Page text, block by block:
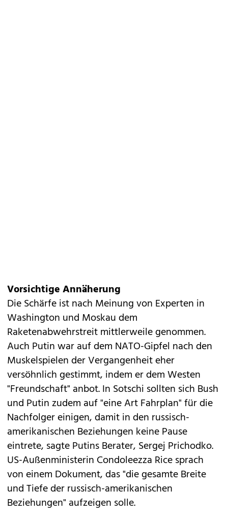
Vorsichtige Annäherung
Die Schärfe ist nach Meinung von Experten in
Washington und Moskau dem
Raketenabwehrstreit mittlerweile genommen.
Auch Putin war auf dem NATO-Gipfel nach den
Muskelspielen der Vergangenheit eher
versöhnlich gestimmt, indem er dem Westen
"Freundschaft" anbot. In Sotschi sollten sich Bush
und Putin zudem auf "eine Art Fahrplan" für die
Nachfolger einigen, damit in den russisch-
amerikanischen Beziehungen keine Pause
eintrete, sagte Putins Berater, Sergej Prichodko.
US-Außenministerin Condoleezza Rice sprach
von einem Dokument, das "die gesamte Breite
und Tiefe der russisch-amerikanischen
Beziehungen" aufzeigen solle.